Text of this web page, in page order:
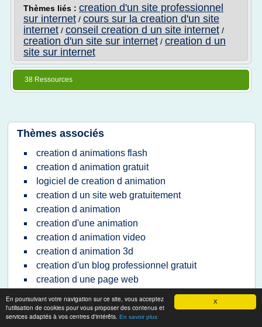
X
En poursuivant votre navigation sur ce site, vous acceptez
l'utilisation de cookies pour vous proposer des contenus et
services adaptés à vos centres d'intérêts. En savoir plus
Thèmes liés : creation d'un site professionnel
sur internet / cours sur la creation d'un site
internet / conseil creation d un site internet /
creation d'un site sur internet / creation d un
site sur internet
38 Ressources
Thèmes associés
creation d animations flash
creation d animation gratuit
logiciel de creation d animation
creation d un site web gratuitement
creation d animation
creation d'une animation
creation d animation video
creation d animation 3d
creation d'un blog professionnel gratuit
creation d une page web
logiciel creation logo entreprise gratuit
creation d image anime
creation d'un blog gratuit google